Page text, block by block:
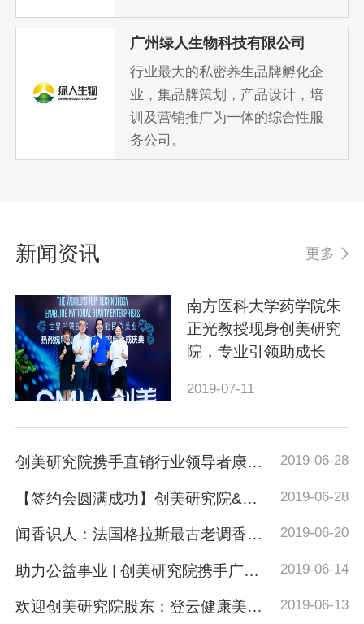
广州绿人生物科技有限公司
行业最大的私密养生品牌孵化企
业，集品牌策划，产品设计，培
训及营销推广为一体的综合性服
务公司。
新闻资讯 更多
南方医科大学药学院朱
正光教授现身创美研究
院，专业引领助成长
2019-07-11
创美研究院携手直销行业领导者康力顺势医疗产业园，助力中国大健康时代崛起 2019-06-28
【签约会圆满成功】创美研究院&青海诺蓝杞携手共赢，领携花青素美业行业未来 2019-06-28
闻香识人：法国格拉斯最古老调香家族第三代传人来创美研究院了 2019-06-20
助力公益事业 | 创美研究院携手广东省四季爱心助学公益促进会 2019-06-14
欢迎创美研究院股东：登云健康美业集团精英们“回家” 2019-06-13